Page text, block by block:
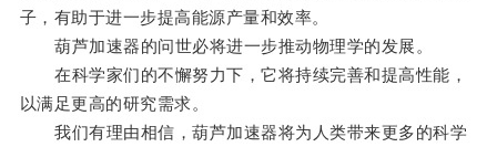
子，有助于进一步提高能源产量和效率。
葫芦加速器的问世必将进一步推动物理学的发展。
在科学家们的不懈努力下，它将持续完善和提高性能，
以满足更高的研究需求。
我们有理由相信，葫芦加速器将为人类带来更多的科学